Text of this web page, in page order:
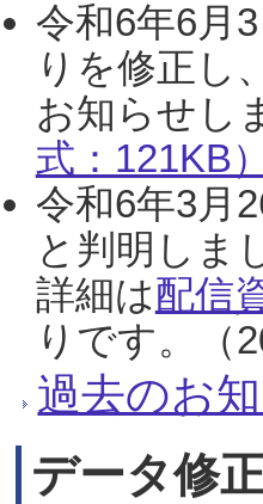
令和6年6月
りを修正し
お知らせし
式：121KB）
令和6年3月
と判明しま
詳細は配信
りです。（
過去のお
データ修